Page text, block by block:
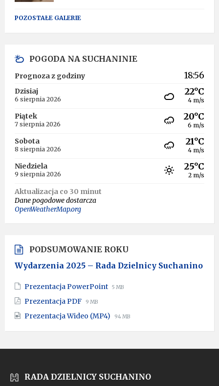
POZOSTAŁE GALERIE
POGODA NA SUCHANINIE
Prognoza z godziny 18:56
Dzisiaj
6 sierpnia 2026
22°C
4 m/s
Piątek
7 sierpnia 2026
20°C
6 m/s
Sobota
8 sierpnia 2026
21°C
4 m/s
Niedziela
9 sierpnia 2026
25°C
2 m/s
Aktualizacja co 30 minut
Dane pogodowe dostarcza
OpenWeatherMap.org
PODSUMOWANIE ROKU
Wydarzenia 2025 – Rada Dzielnicy Suchanino
Prezentacja PowerPoint File
File
5 MB
Prezentacja PDF File
pdf
File
9 MB
Prezentacja Wideo (MP4) File
mp4
File
94 MB
RADA DZIELNICY SUCHANINO